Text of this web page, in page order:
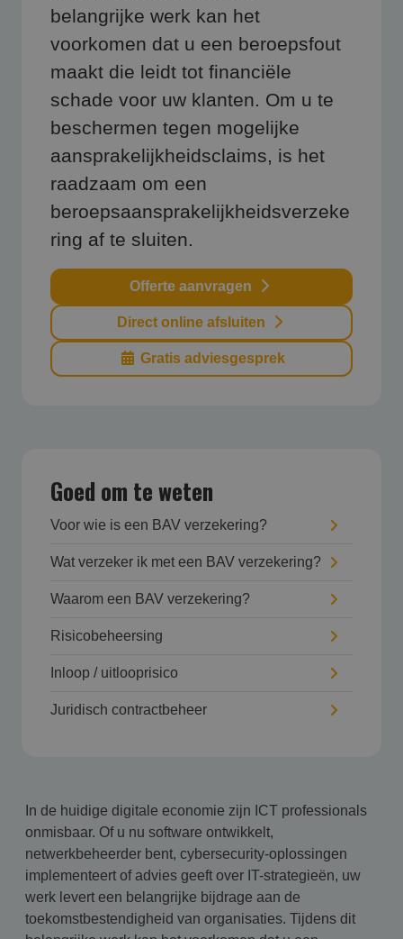
belangrijke werk kan het
voorkomen dat u een beroepsfout
maakt die leidt tot financiële
schade voor uw klanten. Om u te
beschermen tegen mogelijke
aansprakelijkheidsclaims, is het
raadzaam om een
beroepsaansprakelijkheidsverzeke
ring af te sluiten.
Offerte aanvragen
Direct online afsluiten
Gratis adviesgesprek
Goed om te weten
Voor wie is een BAV verzekering?
Wat verzeker ik met een BAV verzekering?
Waarom een BAV verzekering?
Risicobeheersing
Inloop / uitlooprisico
Juridisch contractbeheer
In de huidige digitale economie zijn ICT professionals
onmisbaar. Of u nu software ontwikkelt,
netwerkbeheerder bent, cybersecurity-oplossingen
implementeert of advies geeft over IT-strategieën, uw
werk levert een belangrijke bijdrage aan de
toekomstbestendigheid van organisaties. Tijdens dit